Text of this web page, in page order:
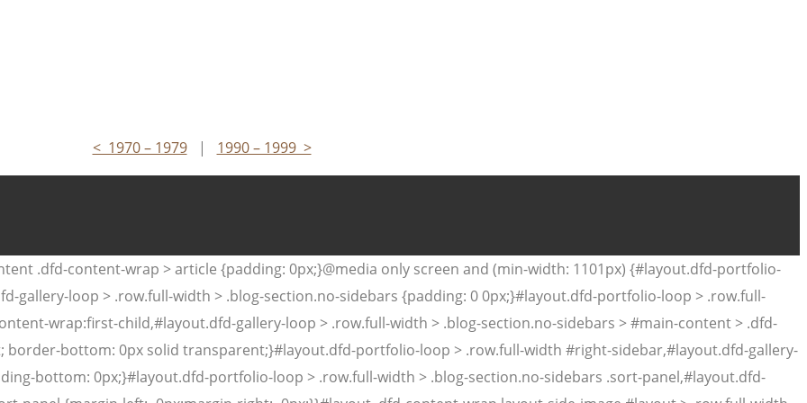
< 1970 – 1979| 1990 – 1999 >
.dfd-content-wrap > article {padding: 0px;}@media only screen and (min-width: 1101px) {#layout.dfd-portfolio-
gallery-loop > .row.full-width > .blog-section.no-sidebars {padding: 0 0px;}#layout.dfd-portfolio-loop > .row.full-
wrap:first-child,#layout.dfd-gallery-loop > .row.full-width > .blog-section.no-sidebars > #main-content > .dfd-
bottom: 0px solid transparent;}#layout.dfd-portfolio-loop > .row.full-width #right-sidebar,#layout.dfd-gallery-
bottom: 0px;}#layout.dfd-portfolio-loop > .row.full-width > .blog-section.no-sidebars .sort-panel,#layout.dfd-